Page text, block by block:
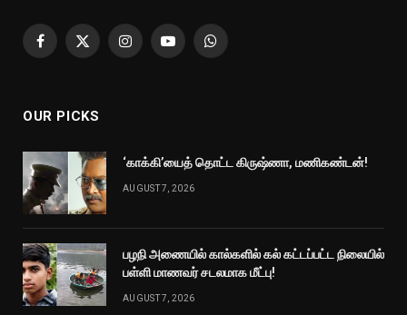
Facebook
X
InstagramYouTubeWhatsApp
OUR PICKS
‘காக்கி’யைத் தொட்ட கிருஷ்ணா, மணிகண்டன்!
AUGUST 7, 2026
பழநி அணையில் கால்களில் கல் கட்டப்பட்ட நிலையில்
பள்ளி மாணவர் சடலமாக மீட்பு!
AUGUST 7, 2026